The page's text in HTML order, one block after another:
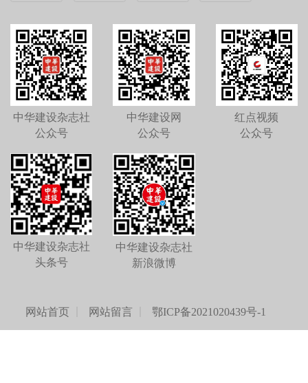
中华建设杂志社
公众号
中华建设网
公众号
红点视频
公众号
中华建设杂志社
头条号
中华建设杂志社
新浪微博
网站首页 网站留言 鄂ICP备2021020439号-1